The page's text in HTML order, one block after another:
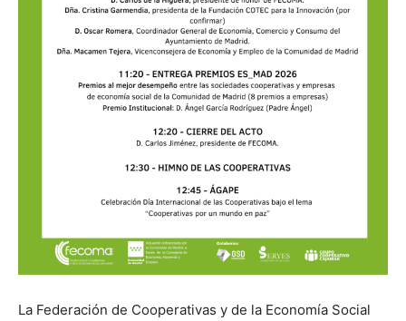
La Federación de Cooperativas y de la Economía Social